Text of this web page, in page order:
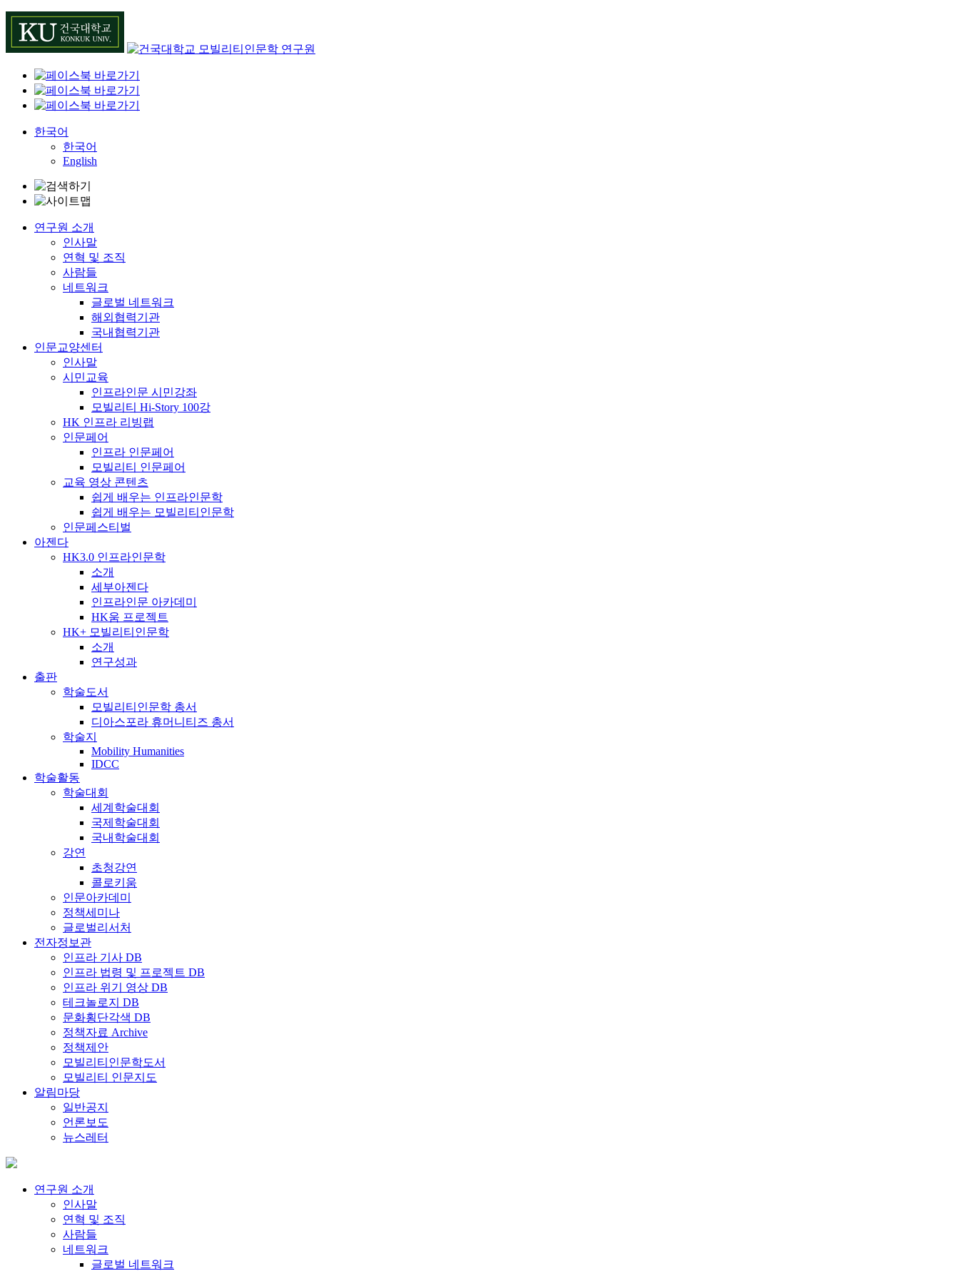
Skip
content
한국어
한국어
English
연구원 소개
인사말
연혁 및 조직
사람들
네트워크
글로벌 네트워크
해외협력기관
국내협력기관
인문교양센터
인사말
시민교육
인프라인문 시민강좌
모빌리티 Hi-Story 100강
HK 인프라 리빙랩
인문페어
인프라 인문페어
모빌리티 인문페어
교육 영상 콘텐츠
쉽게 배우는 인프라인문학
쉽게 배우는 모빌리티인문학
인문페스티벌
아젠다
HK3.0 인프라인문학
소개
세부아젠다
인프라인문 아카데미
HK움 프로젝트
HK+ 모빌리티인문학
소개
연구성과
출판
학술도서
모빌리티인문학 총서
디아스포라 휴머니티즈 총서
학술지
Mobility Humanities
IDCC
학술활동
학술대회
세계학술대회
국제학술대회
국내학술대회
강연
초청강연
콜로키움
인문아카데미
정책세미나
글로벌리서처
전자정보관
인프라 기사 DB
인프라 법령 및 프로젝트 DB
인프라 위기 영상 DB
테크놀로지 DB
문화횡단각색 DB
정책자료 Archive
정책제안
모빌리티인문학도서
모빌리티 인문지도
알림마당
일반공지
언론보도
뉴스레터
연구원 소개
인사말
연혁 및 조직
사람들
네트워크
글로벌 네트워크